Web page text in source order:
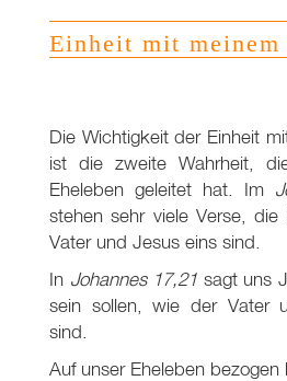
Einheit mit meinem
Die Wichtigkeit der Einheit
ist die zweite Wahrheit,
Eheleben geleitet hat. Im
stehen sehr viele Verse,
Vater und Jesus eins sind.
In Johannes 17,21 sagt uns
sein sollen, wie der Vater
sind.
Auf unser Eheleben